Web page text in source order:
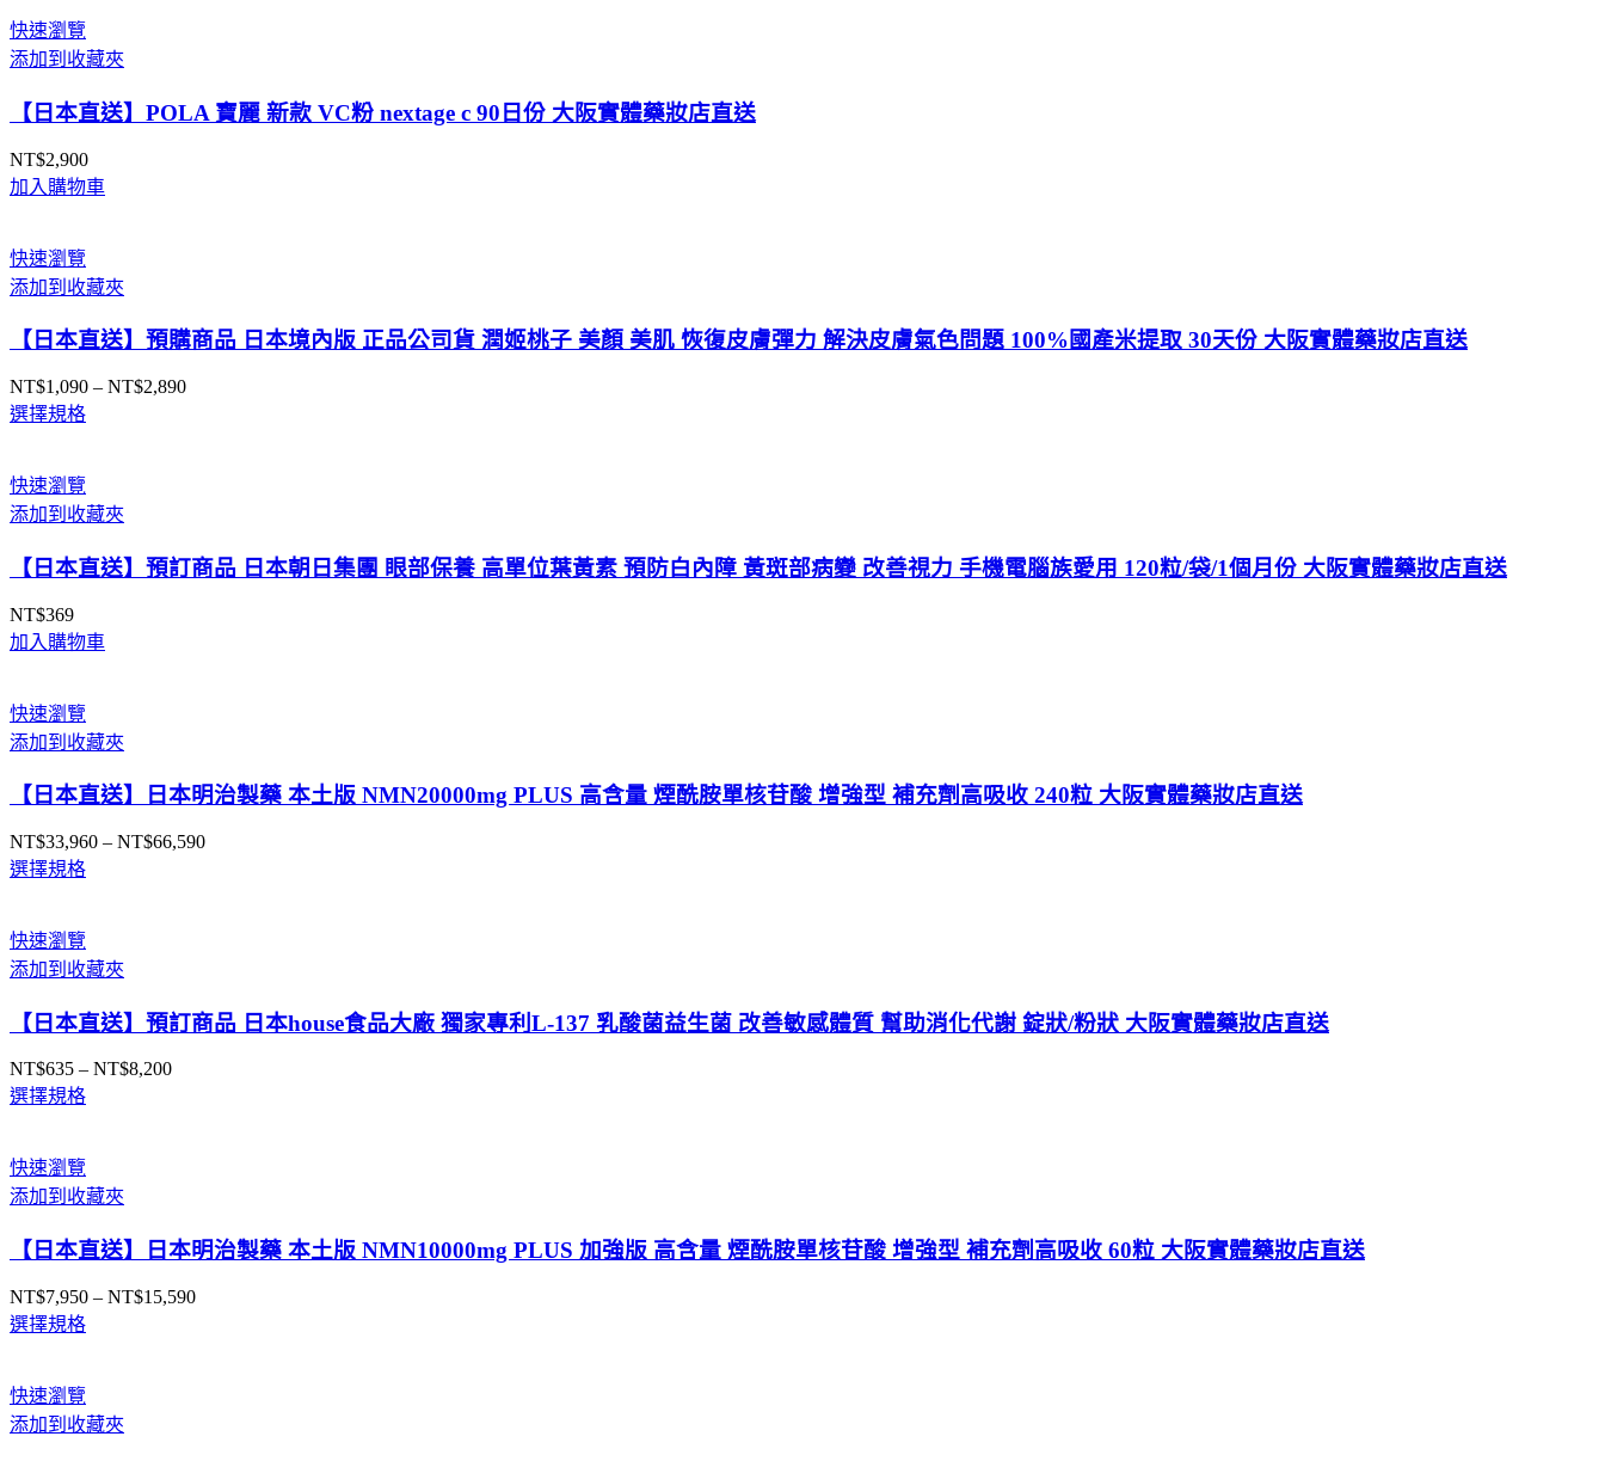
快速瀏覽
添加到收藏夾
【日本直送】POLA 寶麗 新款 VC粉 nextage c 90日份 大阪實體藥妝店直送
NT$2,900
加入購物車
快速瀏覽
添加到收藏夾
【日本直送】預購商品 日本境內版 正品公司貨 潤姬桃子 美顏 美肌 恢復皮膚彈力 解決皮膚氣色問題 100%國產米提取 30天份 大阪實體藥妝店直送
NT$1,090 – NT$2,890價
選擇規格
快速瀏覽
添加到收藏夾
【日本直送】預訂商品 日本朝日集團 眼部保養 高單位葉黃素 預防白內障 黃斑部病變 改善視力 手機電腦族愛用 120粒/袋/1個月份 大阪實體藥妝店直送
NT$369
加入購物車
快速瀏覽
添加到收藏夾
【日本直送】日本明治製藥 本土版 NMN20000mg PLUS 高含量 煙酰胺單核苷酸 增強型 補充劑高吸收 240粒 大阪實體藥妝店直送
NT$33,960 – NT$66,590價
選擇規格
快速瀏覽
添加到收藏夾
【日本直送】預訂商品 日本house食品大廠 獨家專利L-137 乳酸菌益生菌 改善敏感體質 幫助消化代謝 錠狀/粉狀 大阪實體藥妝店直送
NT$635 – NT$8,200價
選擇規格
快速瀏覽
添加到收藏夾
【日本直送】日本明治製藥 本土版 NMN10000mg PLUS 加強版 高含量 煙酰胺單核苷酸 增強型 補充劑高吸收 60粒 大阪實體藥妝店直送
NT$7,950 – NT$15,590價
選擇規格
快速瀏覽
添加到收藏夾